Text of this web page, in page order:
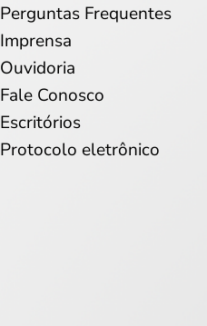
Perguntas Frequentes
Imprensa
Ouvidoria
Fale Conosco
Escritórios
Protocolo eletrônico